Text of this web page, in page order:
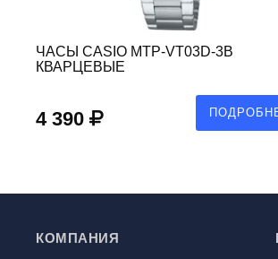
ЧАСЫ CASIO MTP-VT03D-3B
КВАРЦЕВЫЕ
4 390
КОМПАНИЯ